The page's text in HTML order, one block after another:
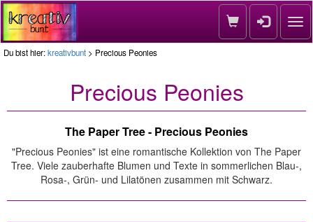
Du bist hier:kreativbunt > Precious Peonies
Precious Peonies
The Paper Tree - Precious Peonies
"Precious Peonies" ist eine romantische Kollektion von The Paper
Tree. Viele zauberhafte Blumen und Texte in sommerlichen Blau-,
Rosa-, Grün- und Lilatönen zusammen mit Schwarz.